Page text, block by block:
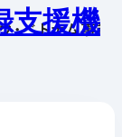
支援機